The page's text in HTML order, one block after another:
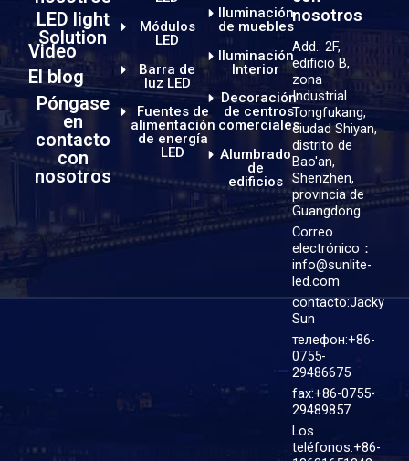
LED light
Solution
Video
El blog
Póngase
en
contacto
con
nosotros
Módulos
LED
Barra de
luz LED
Fuentes de
alimentación
de energía
LED
Iluminación
de muebles
Iluminación
Interior
Decoración
de centros
comerciales
Alumbrado
de
edificios
nosotros
Add.: 2F,
edificio B,
zona
Industrial
Tongfukang,
ciudad Shiyan,
distrito de
Bao'an,
Shenzhen,
provincia de
Guangdong
Correo
electrónico：
info@sunlite-
led.com
contacto:Jacky
Sun
телефон:+86-
0755-
29486675
fax:+86-0755-
29489857
Los
teléfonos:+86-